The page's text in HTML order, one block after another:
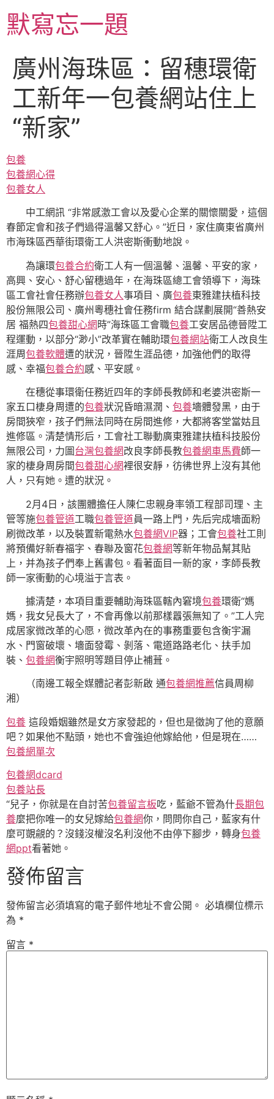
至
主默寫忘一題
廣州海珠區：留穗環衛
工新年一包養網站住上
“新家”
包養
包養網心得
包養女人
中工網訊 “非常感激工會以及愛心企業的關懷關愛，這個
春節定會和孩子們過得溫馨又舒心。”近日，家住廣東省廣州
市海珠區西華街環衛工人洪密斯衝動地說。
為讓環包養合約衛工人有一個溫馨、溫馨、平安的家，
高興、安心、舒心留穗過年，在海珠區總工會領導下，海珠
區工會社會任務辦包養女人事項目、廣包養東雅建扶植科技
股份無限公司、廣州粵穗社會任務firm 結合謀劃展開“善熱安
居 福熱四包養甜心網時”海珠區工會職包養工安居品德晉陞工
程運動，以部分“渺小”改革實在輔助環包養網站衛工人改良生
涯周包養軟體遭的狀況，晉陞生涯品德，加強他們的取得
感、幸福包養合約感、平安感。
在穗從事環衛任務近四年的李師長教師和老婆洪密斯一
家五口棲身周遭的包養狀況昏暗濕潤、 包養墻體發黑，由于
房間狹窄，孩子們無法同時在房間進修，大都將客堂當姑且
進修區。清楚情形后，工會社工聯動廣東雅建扶植科技股份
無限公司，力圖台灣包養網改良李師長教包養網車馬費師一
家的棲身周房間包養甜心網裡很安靜，彷彿世界上沒有其他
人，只有她。遭的狀況。
2月4日，該團體擔任人陳仁忠親身率領工程部司理、主
管等施包養管道工職包養管道員一路上門，先后完成墻面粉
刷微改革，以及裝置新電熱水包養網VIP器；工會包養社工則
將預備好新春福字、春聯及窗花包養網等新年物品幫其貼
上，并為孩子們奉上舊書包。看著面目一新的家，李師長教
師一家衝動的心境溢于言表。
據清楚，本項目重要輔助海珠區轄內窘境包養環衛“媽
媽，我女兒長大了，不會再像以前那樣囂張無知了。”工人完
成居家微改革的心愿，微改革內在的事務重要包含衡宇漏
水、門窗破壞、墻面發霉、剝落、電道路路老化、扶手加
裝、 包養網衡宇照明等題目停止補葺。
（南邊工報全媒體記者彭新啟 通包養網推薦信員周柳
湘）
包養 這段婚姻雖然是女方家發起的，但也是徵詢了他的意願
吧？如果他不點頭，她也不會強迫他嫁給他，但是現在……
包養網單次
包養網dcard
包養站長
“兒子，你就是在自討苦包養留言板吃，藍爺不管為什長期包
養麼把你唯一的女兒嫁給包養網你，問問你自己，藍家有什
麼可覬覦的？沒錢沒權沒名利沒他不由停下腳步，轉身包養
網ppt看著她。
發佈留言
發佈留言必須填寫的電子郵件地址不會公開。 必填欄位標示
為 *
留言 *